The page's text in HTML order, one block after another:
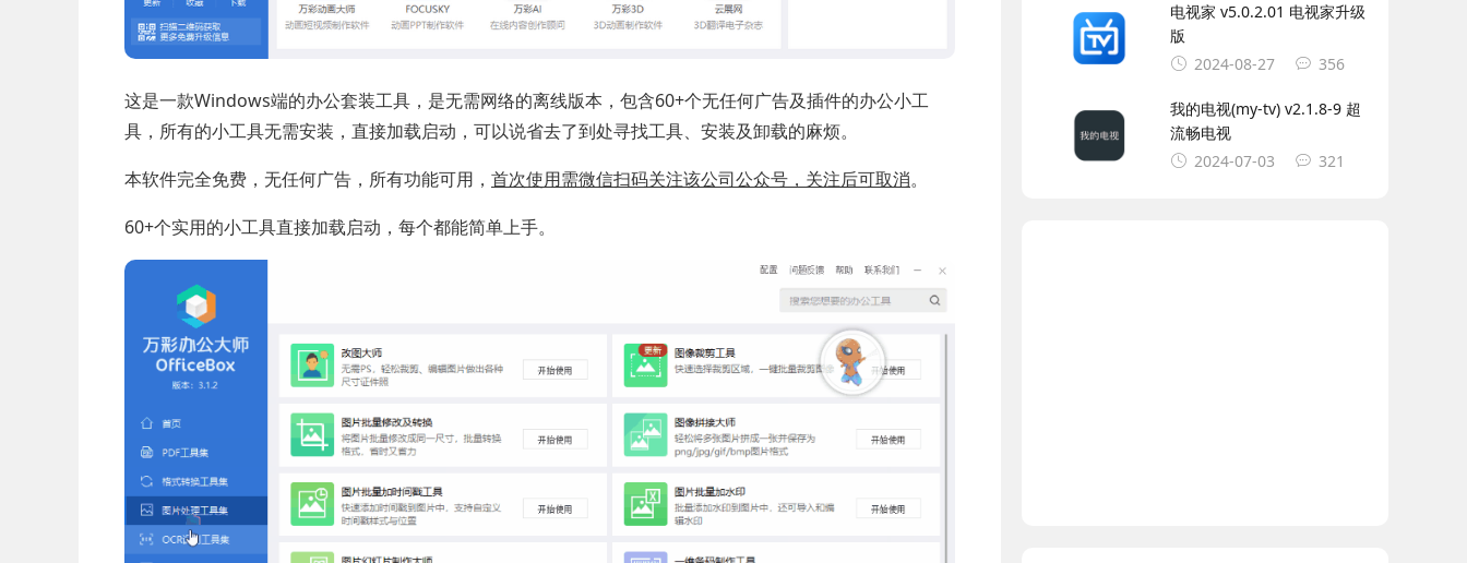
这是一款Windows端的办公套装工具，是无需网络的离线版本，包含60+个无任何广告及插件的办公小工
具，所有的小工具无需安装，直接加载启动，可以说省去了到处寻找工具、安装及卸载的麻烦。
本软件完全免费，无任何广告，所有功能可用， 首次使用需微信扫码关注该公司公众号，关注后可取消。
60+个实用的小工具直接加载启动，每个都能简单上手。
电视家 v5.0.2.01 电视家升级
版
2024-08-27
356
我的电视(my-tv) v2.1.8-9 超
流畅电视
2024-07-03
321